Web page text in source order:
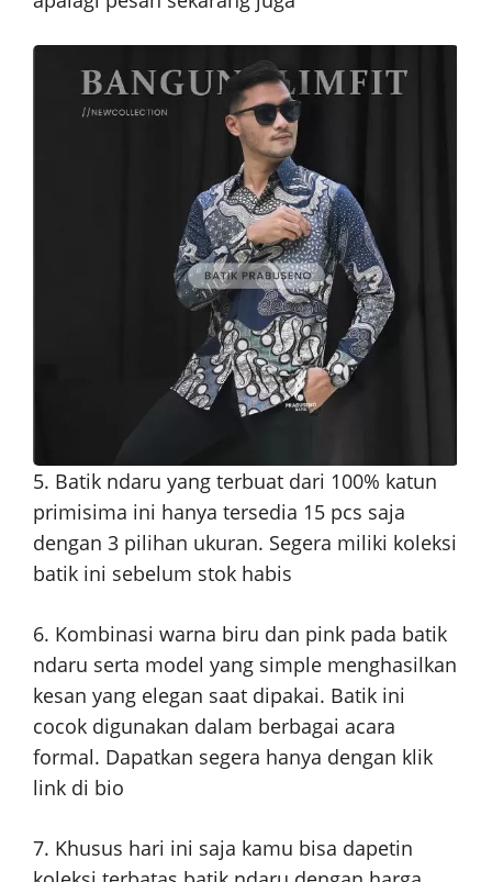
5. Batik ndaru yang terbuat dari 100% katun
primisima ini hanya tersedia 15 pcs saja
dengan 3 pilihan ukuran. Segera miliki koleksi
batik ini sebelum stok habis
6. Kombinasi warna biru dan pink pada batik
ndaru serta model yang simple menghasilkan
kesan yang elegan saat dipakai. Batik ini
cocok digunakan dalam berbagai acara
formal. Dapatkan segera hanya dengan klik
link di bio
7. Khusus hari ini saja kamu bisa dapetin